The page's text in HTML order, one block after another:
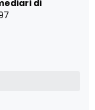
di